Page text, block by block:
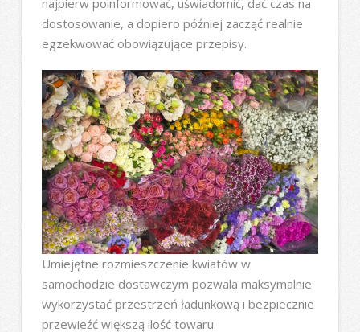
najpierw poinformować, uświadomić, dać czas na
dostosowanie, a dopiero później zacząć realnie
egzekwować obowiązujące przepisy.
Umiejętne rozmieszczenie kwiatów w
samochodzie dostawczym pozwala maksymalnie
wykorzystać przestrzeń ładunkową i bezpiecznie
przewieźć większą ilość towaru.